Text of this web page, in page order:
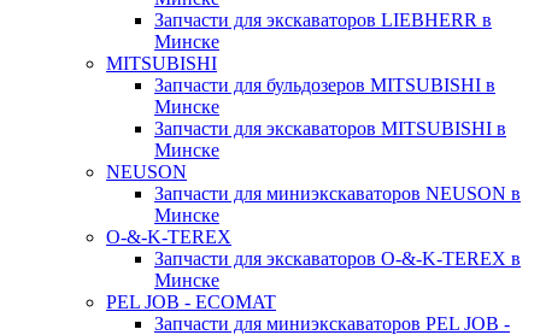
Запчасти для экскаваторов LIEBHERR в
Минске
MITSUBISHI
Запчасти для бульдозеров MITSUBISHI в
Минске
Запчасти для экскаваторов MITSUBISHI в
Минске
NEUSON
Запчасти для миниэкскаваторов NEUSON в
Минске
O-&-K-TEREX
Запчасти для экскаваторов O-&-K-TEREX в
Минске
PEL JOB - ECOMAT
Запчасти для миниэкскаваторов PEL JOB -